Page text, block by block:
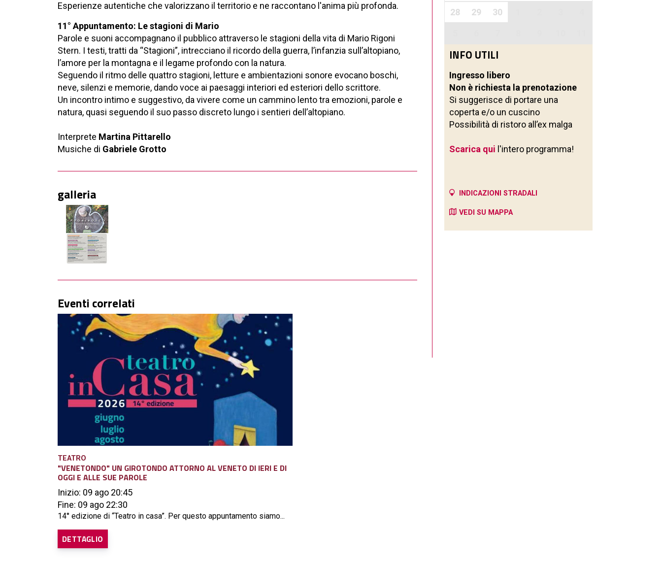
Esperienze autentiche che valorizzano il territorio e ne raccontano l'anima più profonda.
11° Appuntamento: Le stagioni di Mario
Parole e suoni accompagnano il pubblico attraverso le stagioni della vita di Mario Rigoni
Stern. I testi, tratti da “Stagioni”, intrecciano il ricordo della guerra, l’infanzia sull’altopiano,
l’amore per la montagna e il legame profondo con la natura.
Seguendo il ritmo delle quattro stagioni, letture e ambientazioni sonore evocano boschi,
neve, silenzi e memorie, dando voce ai paesaggi interiori ed esteriori dello scrittore.
Un incontro intimo e suggestivo, da vivere come un cammino lento tra emozioni, parole e
natura, quasi seguendo il suo passo discreto lungo i sentieri dell’altopiano.
Interprete Martina Pittarello
Musiche di Gabriele Grotto
galleria
Eventi correlati
TEATRO
"VENETONDO" UN GIROTONDO ATTORNO AL VENETO DI IERI E DI
OGGI E ALLE SUE PAROLE
Inizio: 09 ago 20:45
Fine: 09 ago 22:30
14° edizione di “Teatro in casa”. Per questo appuntamento siamo...
DETTAGLIO
28 29 30
INFO UTILI
Ingresso libero
Non è richiesta la prenotazione
Si suggerisce di portare una
coperta e/o un cuscino
Possibilità di ristoro all’ex malga
Scarica qui l'intero programma!
INDICAZIONI STRADALI
VEDI SU MAPPA